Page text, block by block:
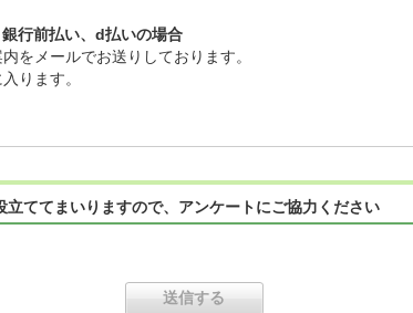
行前払い、d払いの場合
をメールでお送りしております。
ります。
立ててまいりますので、アンケートにご協力ください